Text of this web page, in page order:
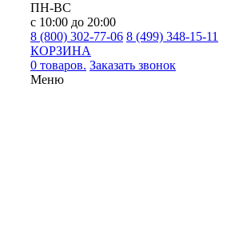
ПН-ВС
с 10:00 до 20:00
8 (800) 302-77-06 8 (499) 348-15-11
КОРЗИНА
0 товаров. Заказать звонок
Меню